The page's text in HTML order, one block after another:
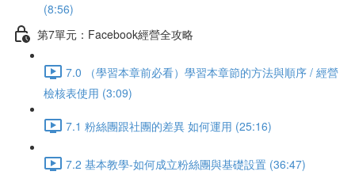
(8:56)
第7單元：Facebook經營全攻略
7.0 （學習本章前必看）學習本章節的方法與順序 / 經營
檢核表使用 (3:09)
7.1 粉絲團跟社團的差異 如何運用 (25:16)
7.2 基本教學-如何成立粉絲團與基礎設置 (36:47)